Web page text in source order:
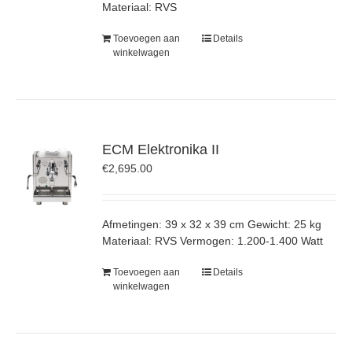
Materiaal: RVS
Toevoegen aan
winkelwagen
Details
ECM Elektronika II
€2,695.00
Afmetingen: 39 x 32 x 39 cm Gewicht: 25 kg
Materiaal: RVS Vermogen: 1.200-1.400 Watt
Toevoegen aan
winkelwagen
Details